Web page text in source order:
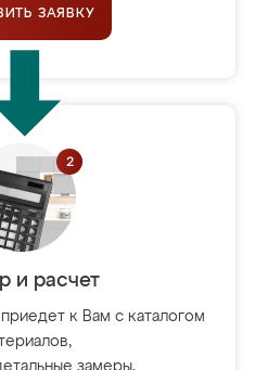
ЗАЯВКУ
и расчет
к Вам с каталогом
замеры,